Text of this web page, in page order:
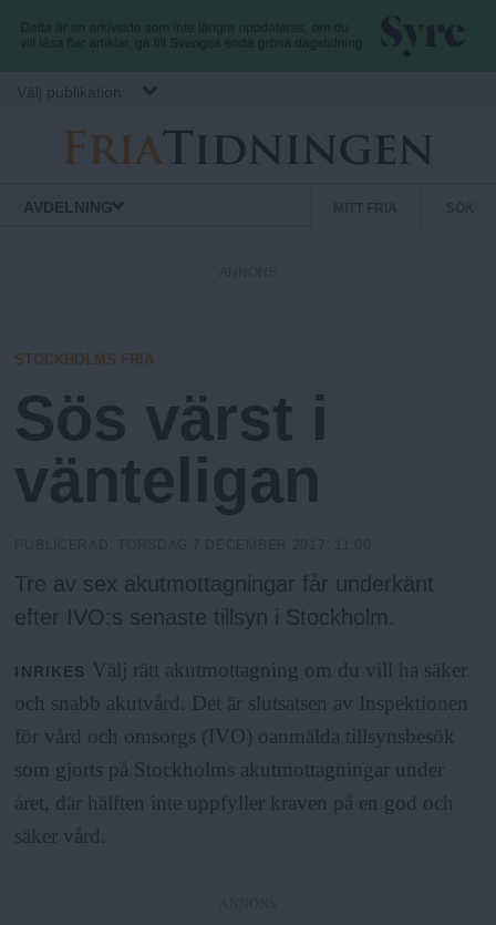
Hoppa till huvudinnehåll
Välj publikation
F
i
a
.
N
u
AVDELNING
r
m
e
n
STOCKHOLMS FRIA
Sös värst i
vänteligan
Tre av sex akutmottagningar får underkänt
efter IVO:s senaste tillsyn i Stockholm.
INRIKES
Välj rätt akutmottagning om du vill ha säker
och snabb akutvård. Det är slutsatsen av Inspektionen
för vård och omsorgs (IVO) oanmälda tillsynsbesök
som gjorts på Stockholms akutmottagningar under
året, där hälften inte uppfyller kraven på en god och
säker vård.